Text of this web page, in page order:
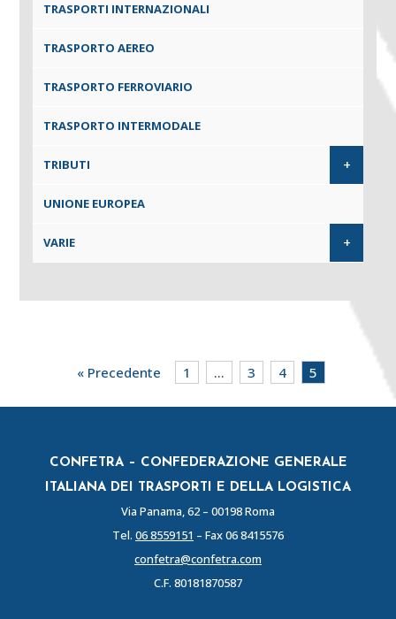
TRASPORTI INTERNAZIONALI
TRASPORTO AEREO
TRASPORTO FERROVIARIO
TRASPORTO INTERMODALE
TRIBUTI +
UNIONE EUROPEA
VARIE +
« Precedente 1 … 3 4 5
CONFETRA – CONFEDERAZIONE GENERALE
ITALIANA DEI TRASPORTI E DELLA LOGISTICA
Via Panama, 62 – 00198 Roma
Tel. 06 8559151 – Fax 06 8415576
confetra@confetra.com
C.F. 80181870587